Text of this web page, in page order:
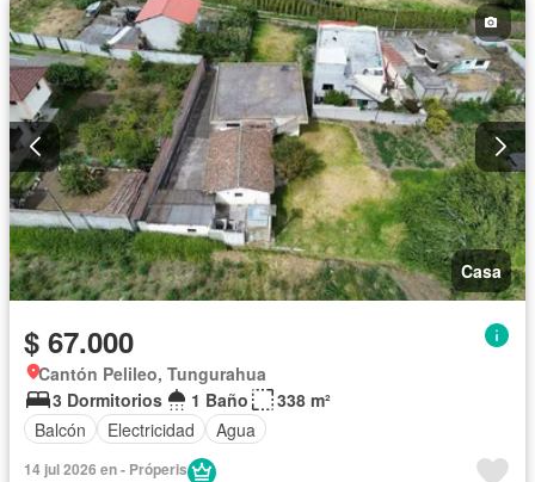
Casa
$ 67.000
Cantón Pelileo, Tungurahua
3 Dormitorios
1 Baño
338 m²
Balcón
Electricidad Agua
14 jul 2026 en - Próperis